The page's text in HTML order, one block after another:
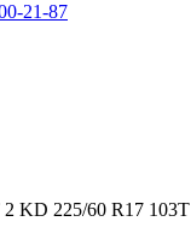
21-87
KD 225/60 R17 103T